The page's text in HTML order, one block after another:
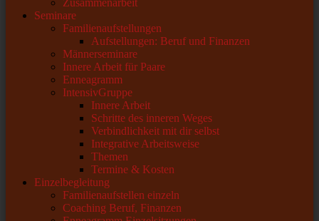
Zusammenarbeit
Seminare
Familienaufstellungen
Aufstellungen: Beruf und Finanzen
Männerseminare
Innere Arbeit für Paare
Enneagramm
IntensivGruppe
Innere Arbeit
Schritte des inneren Weges
Verbindlichkeit mit dir selbst
Integrative Arbeitsweise
Themen
Termine & Kosten
Einzelbegleitung
Familienaufstellen einzeln
Coaching Beruf, Finanzen